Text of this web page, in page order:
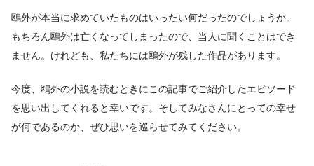
鴎外が本当に求めていたものはいったい何だったのでしょうか。
もちろん鴎外は亡くなってしまったので、当人に聞くことはでき
ません。けれども、私たちには鴎外が残した作品があります。
今度、鴎外の小説を読むときにこの記事でご紹介したエピソード
を思い出してくれると幸いです。そしてみなさんにとっての幸せ
が何であるのか、ぜひ思いを巡らせてみてください。